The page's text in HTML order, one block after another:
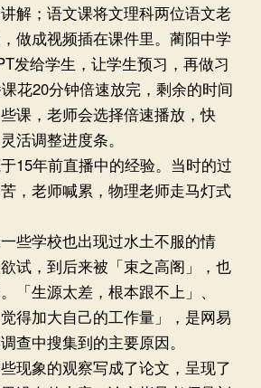
解；语文课将文理科两位语文老
做成视频插在课件里。蔺阳中学
发给学生，让学生预习，再做习
花20分钟倍速放完，剩余的时间
课，老师会选择倍速播放，快
活调整进度条。
年前直播中的经验。当时的过
，老师喊累，物理老师走马灯式
学校也出现过水土不服的情
试，到后来被「束之高阁」，也
「生源太差，根本跟不上」、
觉得加大自己的工作量」，是网易
查中搜集到的主要原因。
象的观察写成了论文，呈现了